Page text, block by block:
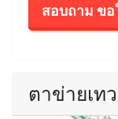
สอบถาม ขอ
ตาข่ายเท